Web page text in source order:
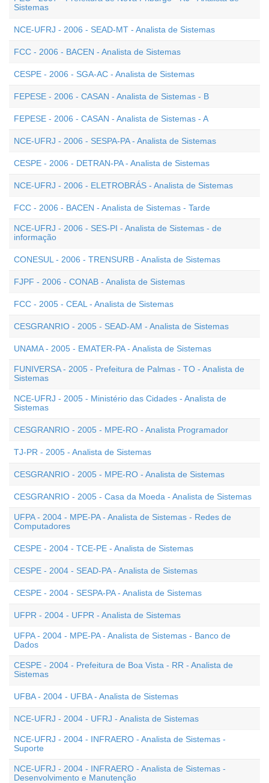
Sistemas
NCE-UFRJ - 2006 - SEAD-MT - Analista de Sistemas
FCC - 2006 - BACEN - Analista de Sistemas
CESPE - 2006 - SGA-AC - Analista de Sistemas
FEPESE - 2006 - CASAN - Analista de Sistemas - B
FEPESE - 2006 - CASAN - Analista de Sistemas - A
NCE-UFRJ - 2006 - SESPA-PA - Analista de Sistemas
CESPE - 2006 - DETRAN-PA - Analista de Sistemas
NCE-UFRJ - 2006 - ELETROBRÁS - Analista de Sistemas
FCC - 2006 - BACEN - Analista de Sistemas - Tarde
NCE-UFRJ - 2006 - SES-PI - Analista de Sistemas - de
informação
CONESUL - 2006 - TRENSURB - Analista de Sistemas
FJPF - 2006 - CONAB - Analista de Sistemas
FCC - 2005 - CEAL - Analista de Sistemas
CESGRANRIO - 2005 - SEAD-AM - Analista de Sistemas
UNAMA - 2005 - EMATER-PA - Analista de Sistemas
FUNIVERSA - 2005 - Prefeitura de Palmas - TO - Analista de
Sistemas
NCE-UFRJ - 2005 - Ministério das Cidades - Analista de
Sistemas
CESGRANRIO - 2005 - MPE-RO - Analista Programador
TJ-PR - 2005 - Analista de Sistemas
CESGRANRIO - 2005 - MPE-RO - Analista de Sistemas
CESGRANRIO - 2005 - Casa da Moeda - Analista de Sistemas
UFPA - 2004 - MPE-PA - Analista de Sistemas - Redes de
Computadores
CESPE - 2004 - TCE-PE - Analista de Sistemas
CESPE - 2004 - SEAD-PA - Analista de Sistemas
CESPE - 2004 - SESPA-PA - Analista de Sistemas
UFPR - 2004 - UFPR - Analista de Sistemas
UFPA - 2004 - MPE-PA - Analista de Sistemas - Banco de
Dados
CESPE - 2004 - Prefeitura de Boa Vista - RR - Analista de
Sistemas
UFBA - 2004 - UFBA - Analista de Sistemas
NCE-UFRJ - 2004 - UFRJ - Analista de Sistemas
NCE-UFRJ - 2004 - INFRAERO - Analista de Sistemas -
Suporte
NCE-UFRJ - 2004 - INFRAERO - Analista de Sistemas -
Desenvolvimento e Manutenção